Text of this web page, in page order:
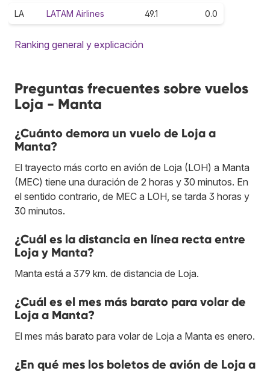
LA LATAM Airlines 49.1 0.0
Ranking general y explicación
Preguntas frecuentes sobre vuelos
Loja - Manta
¿Cuánto demora un vuelo de Loja a
Manta?
El trayecto más corto en avión de Loja (LOH) a Manta
(MEC) tiene una duración de 2 horas y 30 minutos. En
el sentido contrario, de MEC a LOH, se tarda 3 horas y
30 minutos.
¿Cuál es la distancia en línea recta entre
Loja y Manta?
Manta está a 379 km. de distancia de Loja.
¿Cuál es el mes más barato para volar de
Loja a Manta?
El mes más barato para volar de Loja a Manta es enero.
¿En qué mes los boletos de avión de Loja a